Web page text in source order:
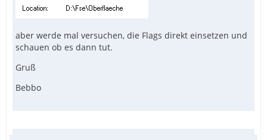
aber werde mal versuchen, die Flags direkt einsetzen und
schauen ob es dann tut.
Gruß
Bebbo